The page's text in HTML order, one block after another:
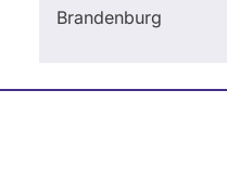
Brandenburg
Startseite Frage